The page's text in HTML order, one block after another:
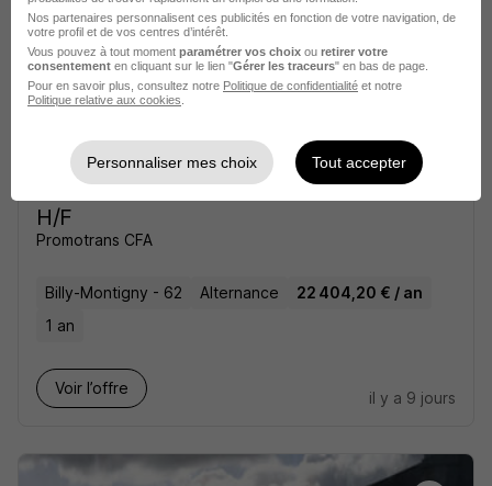
Contrat d'Apprentsisage CAP
Conducteur Routier de Marchandises
H/F
Promotrans CFA
Billy-Montigny - 62 Alternance
22 404,20 € / an
1 an
Voir l’offre
il y a 9 jours
Nos partenaires personnalisent ces publicités en fonction de votre navigation, de
votre profil et de vos centres d’intérêt.
Vous pouvez à tout moment paramétrer vos choix ou retirer votre
consentement en cliquant sur le lien "Gérer les traceurs" en bas de page.
Pour en savoir plus, consultez notre Politique de confidentialité et notre
Politique relative aux cookies
Personnaliser mes choix Tout accepter